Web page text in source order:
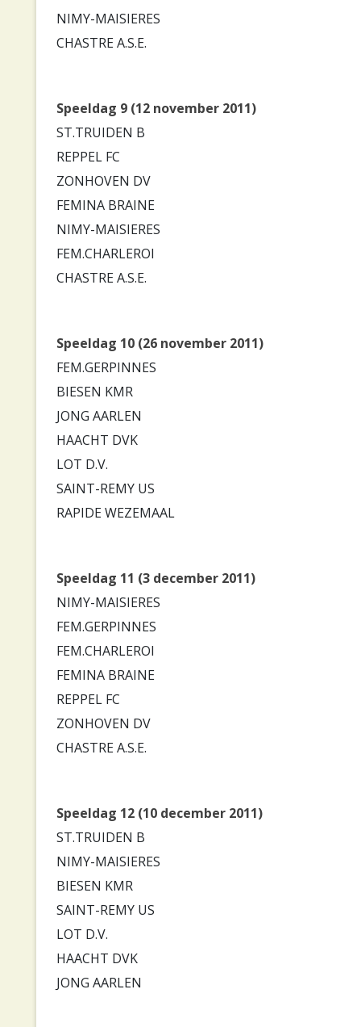
NIMY-MAISIERES
CHASTRE A.S.E.
Speeldag 9 (12 november 2011)
ST.TRUIDEN B
REPPEL FC
ZONHOVEN DV
FEMINA BRAINE
NIMY-MAISIERES
FEM.CHARLEROI
CHASTRE A.S.E.
Speeldag 10 (26 november 2011)
FEM.GERPINNES
BIESEN KMR
JONG AARLEN
HAACHT DVK
LOT D.V.
SAINT-REMY US
RAPIDE WEZEMAAL
Speeldag 11 (3 december 2011)
NIMY-MAISIERES
FEM.GERPINNES
FEM.CHARLEROI
FEMINA BRAINE
REPPEL FC
ZONHOVEN DV
CHASTRE A.S.E.
Speeldag 12 (10 december 2011)
ST.TRUIDEN B
NIMY-MAISIERES
BIESEN KMR
SAINT-REMY US
LOT D.V.
HAACHT DVK
JONG AARLEN